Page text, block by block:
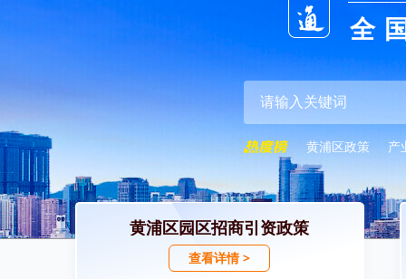
全
黄浦区政策 产
黄浦区园区招商引资政策
查看详情 >